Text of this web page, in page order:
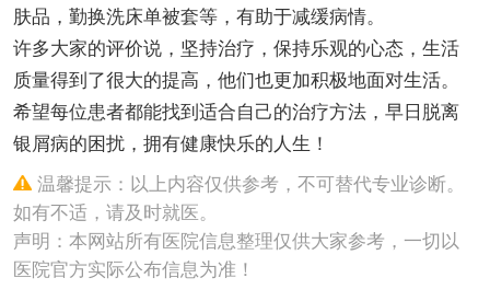
肤品，勤换洗床单被套等，有助于减缓病情。
许多大家的评价说，坚持治疗，保持乐观的心态，生活
质量得到了很大的提高，他们也更加积极地面对生活。
希望每位患者都能找到适合自己的治疗方法，早日脱离
银屑病的困扰，拥有健康快乐的人生！
温馨提示：以上内容仅供参考，不可替代专业诊断。
如有不适，请及时就医。
声明：本网站所有医院信息整理仅供大家参考，一切以
医院官方实际公布信息为准！